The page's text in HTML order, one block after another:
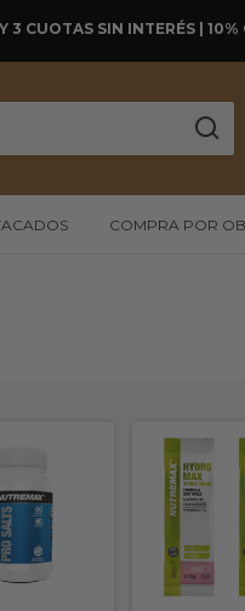
CUOTAS SIN INTERÉS |
COMPRA POR